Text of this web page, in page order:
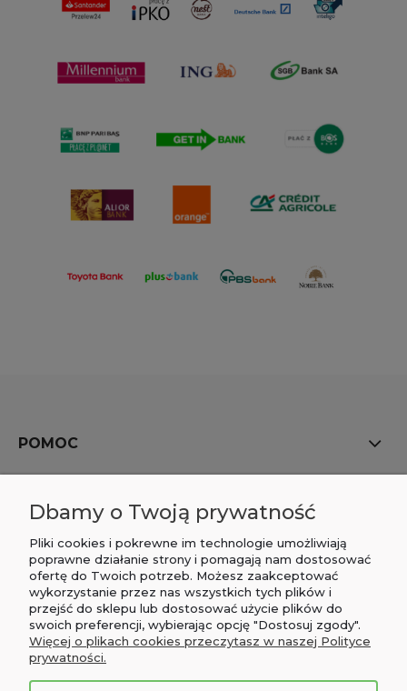
POMOC
INFORMACJE
O NAS
Dbamy o Twoją prywatność
Pliki cookies i pokrewne im technologie umożliwiają
poprawne działanie strony i pomagają nam dostosować
ofertę do Twoich potrzeb. Możesz zaakceptować
wykorzystanie przez nas wszystkich tych plików i
przejść do sklepu lub dostosować użycie plików do
swoich preferencji, wybierając opcję "Dostosuj zgody".
Więcej o plikach cookies przeczytasz w naszej Polityce
prywatności.